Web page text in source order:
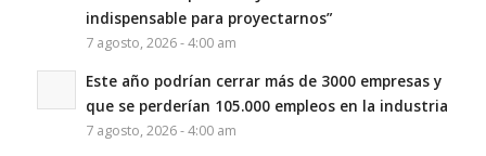
indispensable para proyectarnos”
7 agosto, 2026 - 4:00 am
Este año podrían cerrar más de 3000 empresas y
que se perderían 105.000 empleos en la industria
7 agosto, 2026 - 4:00 am